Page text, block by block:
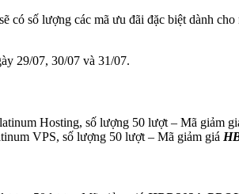
có số lượng các mã ưu đãi đặc biệt dành
29/07, 30/07 và 31/07.
Hosting, số lượng 50 lượt – Mã giảm
VPS, số lượng 50 lượt – Mã giảm giá